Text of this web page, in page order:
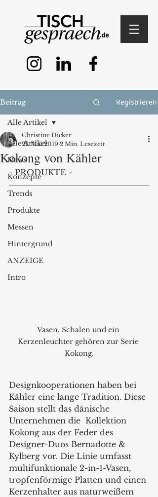
Beitrag Registrieren
Alle Artikel
News
Konzepte
Trends
Produkte
Messen
Hintergrund
ANZEIGE
Intro
Alle Artikel
Kokong von Kähler
Christine Dicker
27. Mai 2019 2 Min. Lesezeit
- PRODUKTE -
Vasen, Schalen und ein
Kerzenleuchter gehören zur Serie
Kokong.
Designkooperationen haben bei
Kähler eine lange Tradition. Diese
Saison stellt das dänische
Unternehmen die  Kollektion
Kokong aus der Feder des
Designer-Duos Bernadotte &
Kylberg vor. Die Linie umfasst
multifunktionale 2-in-1-Vasen,
tropfenförmige Platten und einen
Kerzenhalter aus naturweißem